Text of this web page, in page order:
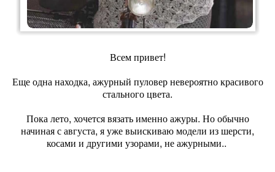
Всем привет!
Еще одна находка, ажурный пуловер невероятно красивого
стального цвета.
Пока лето, хочется вязать именно ажуры. Но обычно
начиная с августа, я уже выискиваю модели из шерсти,
косами и другими узорами, не ажурными..